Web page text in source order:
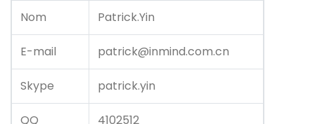
Nom
Patrick.Yin
E-mail patrick@inmind.com.cn
Skype patrick.yin
QQ 4102512